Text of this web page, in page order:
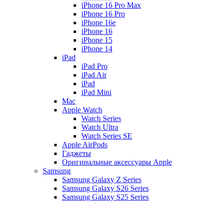
iPhone 16 Pro Max
iPhone 16 Pro
iPhone 16e
iPhone 16
iPhone 15
iPhone 14
iPad
iPad Pro
iPad Air
iPad
iPad Mini
Mac
Apple Watch
Watch Series
Watch Ultra
Watch Series SE
Apple AirPods
Гаджеты
Оригинальные аксессуары Apple
Samsung
Samsung Galaxy Z Series
Samsung Galaxy S26 Series
Samsung Galaxy S25 Series